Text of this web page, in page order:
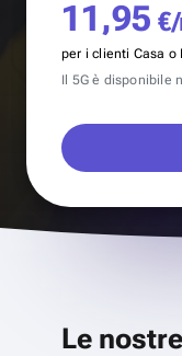
11,95
per i clienti Casa o
Il 5G è disponibile
Le